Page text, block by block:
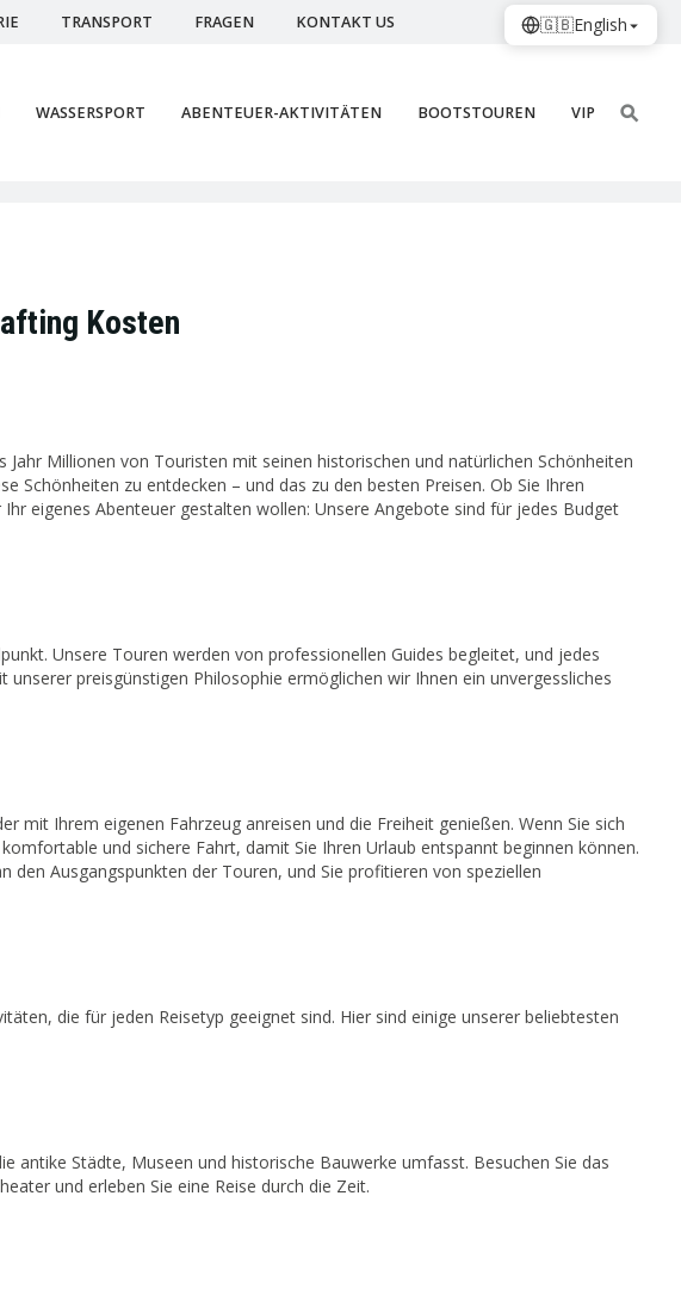
TRANSPORT FRAGEN KONTAKT US
WASSERSPORT ABENTEUER-AKTIVITÄTEN BOOTSTOUREN VIP
Kosten
Millionen von Touristen mit seinen historischen und natürlichen Schönheiten
Schönheiten zu entdecken – und das zu den besten Preisen. Ob Sie Ihren
eigenes Abenteuer gestalten wollen: Unsere Angebote sind für jedes Budget
Unsere Touren werden von professionellen Guides begleitet, und jedes
preisgünstigen Philosophie ermöglichen wir Ihnen ein unvergessliches
mit Ihrem eigenen Fahrzeug anreisen und die Freiheit genießen. Wenn Sie sich
und sichere Fahrt, damit Sie Ihren Urlaub entspannt beginnen können.
den Ausgangspunkten der Touren, und Sie profitieren von speziellen
die für jeden Reisetyp geeignet sind. Hier sind einige unserer beliebtesten
antike Städte, Museen und historische Bauwerke umfasst. Besuchen Sie das
und erleben Sie eine Reise durch die Zeit.
🇬🇧English